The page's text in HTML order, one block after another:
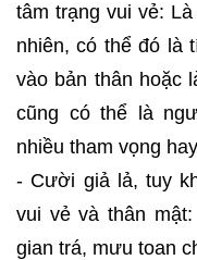
tâm trạng vui vẻ:
nhiên, có thể đó là
vào bản thân hoặc
cũng có thể là
nhiều tham vọng
- Cười giả lả, tuy
vui vẻ và thân
gian trá, mưu toan